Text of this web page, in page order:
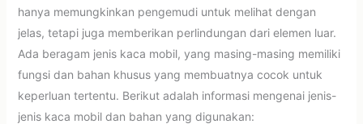
hanya memungkinkan pengemudi untuk melihat dengan
jelas, tetapi juga memberikan perlindungan dari elemen luar.
Ada beragam jenis kaca mobil, yang masing-masing memiliki
fungsi dan bahan khusus yang membuatnya cocok untuk
keperluan tertentu. Berikut adalah informasi mengenai jenis-
jenis kaca mobil dan bahan yang digunakan: